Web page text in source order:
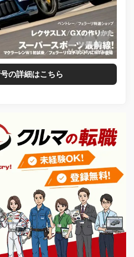
の詳細はこちら